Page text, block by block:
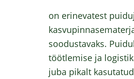
on erinevatest
soodustavaks.
töötlemise ja
juba pikalt